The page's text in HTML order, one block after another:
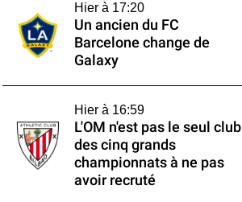
Hier à 17:20
Un ancien du FC
Barcelone change de
Galaxy
Hier à 16:59
L'OM n'est pas le seul club
des cinq grands
championnats à ne pas
avoir recruté